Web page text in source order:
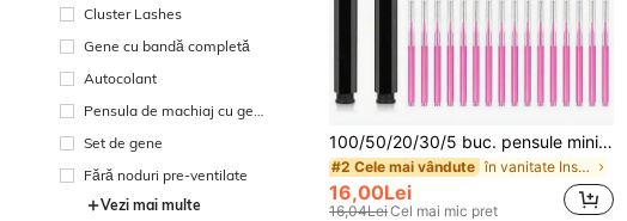
Cluster Lashes
Gene cu bandă completă
Autocolant
Pensula de machiaj cu gea
Set de gene
Fără noduri pre-ventilate
Vezi mai multe
100/50/20/30/5 buc. pensule mini pentru sprâncene de unică folosință, pensule de machiaj flexibile cu micro bețișoare pentru rimel, ridicare gene, colorare sprâncene, instrumente pentru vopsire și extensii, machiaj, ieftin, decor cameră, toaletă, călătorie, dormitor, accesorii machiaj, ieftin, accesorii pentru șosete, machiaj, instrumente de machiaj, articole ieftine, cadouri, cadouri pentru femei, cadouri de Crăciun, cadouri speciale, călătorie, articole ieftine, articole esențiale pentru călătorie
#2 Cele mai vândute în vanitate Instrumente pentru sprâncene și gene
16,00Lei
16,04LeiCel mai mic pret